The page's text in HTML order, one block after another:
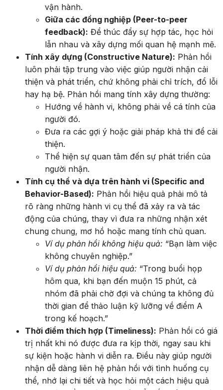
vận hành.
Giữa các đồng nghiệp (Peer-to-peer
feedback): Để thúc đẩy sự hợp tác, học hỏi
lẫn nhau và xây dựng mối quan hệ mạnh mẽ.
Tính xây dựng (Constructive Nature): Phản hồi
luôn phải tập trung vào việc giúp người nhận cải
thiện và phát triển, chứ không phải chỉ trích, đổ lỗi
hay hạ bệ. Phản hồi mang tính xây dựng thường:
Hướng về hành vi, không phải về cá tính của
người đó.
Đưa ra các gợi ý hoặc giải pháp khả thi để cải
thiện.
Thể hiện sự quan tâm đến sự phát triển của
người nhận.
Tính cụ thể và dựa trên hành vi (Specific and
Behavior-Based): Phản hồi hiệu quả phải mô tả
rõ ràng những hành vi cụ thể đã xảy ra và tác
động của chúng, thay vì đưa ra những nhận xét
chung chung, mơ hồ hoặc mang tính chủ quan.
Ví dụ phản hồi không hiệu quả: “Bạn làm việc
không chuyên nghiệp.”
Ví dụ phản hồi hiệu quả: “Trong buổi họp
hôm qua, khi bạn đến muộn 15 phút, cả
nhóm đã phải chờ đợi và chúng ta không đủ
thời gian để thảo luận kỹ lưỡng về điểm A
trong kế hoạch.”
Thời điểm thích hợp (Timeliness): Phản hồi có giá
trị nhất khi nó được đưa ra kịp thời, ngay sau khi
sự kiện hoặc hành vi diễn ra. Điều này giúp người
nhận dễ dàng liên hệ phản hồi với tình huống cụ
thể, nhớ lại chi tiết và học hỏi một cách hiệu quả